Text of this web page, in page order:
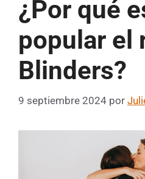
¿Por qué
popular el
Blinders?
9 septiembre 2024 por